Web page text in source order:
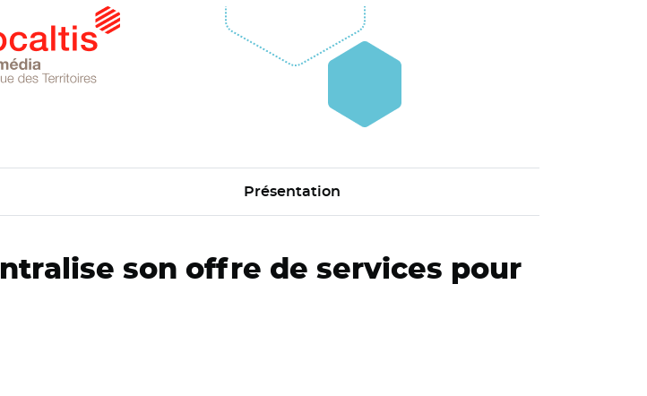
Présentation
son offre de services pour